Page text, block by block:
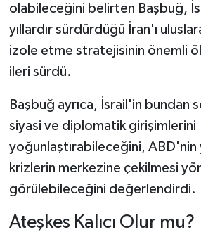
olabileceğini belirten Başbuğ,
yıllardır sürdürdüğü İran'ı
izole etme stratejisinin önemli
ileri sürdü.
Başbuğ ayrıca, İsrail'in bundan
siyasi ve diplomatik girişimlerini
yoğunlaştırabileceğini, ABD'nin
krizlerin merkezine çekilmesi
görülebileceğini değerlendirdi.
Ateşkes Kalıcı Olur mu?